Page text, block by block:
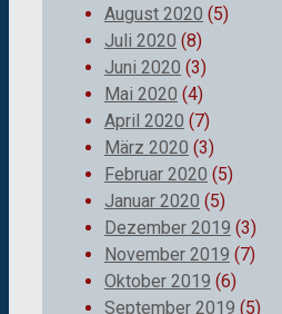
August 2020 (5)
Juli 2020 (8)
Juni 2020 (3)
Mai 2020 (4)
April 2020 (7)
März 2020 (3)
Februar 2020 (5)
Januar 2020 (5)
Dezember 2019 (3)
November 2019 (7)
Oktober 2019 (6)
September 2019 (5)